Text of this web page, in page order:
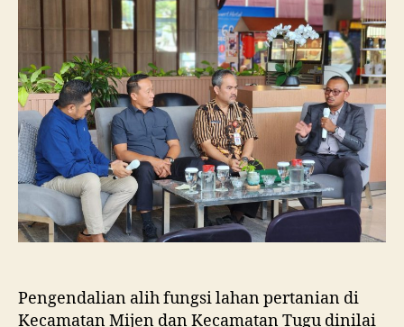
Fungsi
Lahan
Mijen
dan
Tugu
Ancam
Eksistensi
Semarang
Pengendalian alih fungsi lahan pertanian di
Kecamatan Mijen dan Kecamatan Tugu dinilai